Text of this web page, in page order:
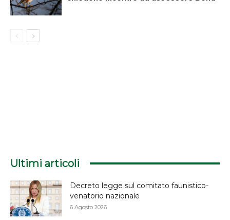
Ultimi articoli
Decreto legge sul comitato faunistico-
venatorio nazionale
6 Agosto 2026